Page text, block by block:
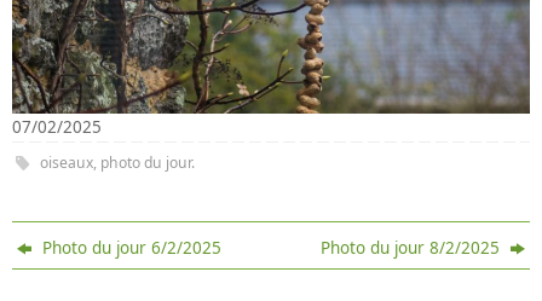
07/02/2025
oiseaux, photo du jour.
Photo du jour 6/2/2025 Photo du jour 8/2/2025